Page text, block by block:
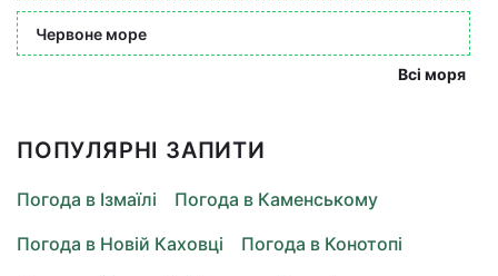
Червоне море
Всі моря
ПОПУЛЯРНІ ЗАПИТИ
Погода в Ізмаїлі
Погода в Каменському
Погода в Новій Каховці
Погода в Конотопі